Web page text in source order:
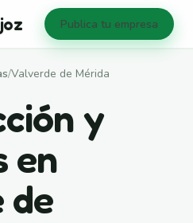
Publica tu empresa
/Valverde de Mérida
y
en
de